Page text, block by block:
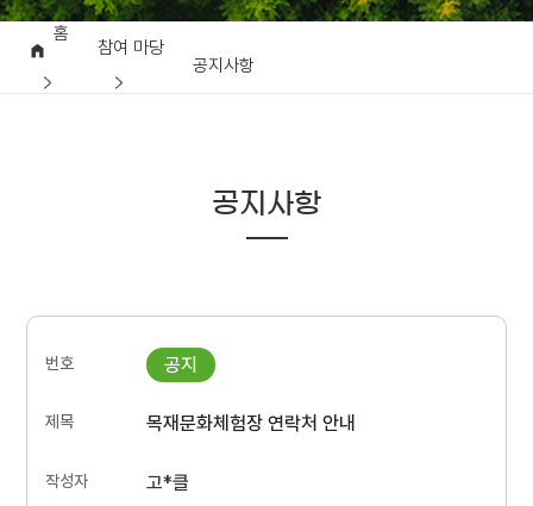
홈
참여 마당
공지사항
공지사항
목재문화체험장 연락처 안내
고*클